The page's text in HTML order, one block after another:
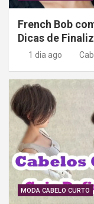
French Bob
Dicas de
1 dia ago
MODA CABELO CURTO